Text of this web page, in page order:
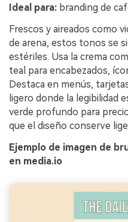
Ideal para: branding de
Frescos y aireados como
de arena, estos tonos se
estériles. Usa la crema
teal para encabezados,
Destaca en menús,
ligero donde la legibilidad
verde profundo para
que el diseño conserve
Ejemplo de imagen de
en media.io